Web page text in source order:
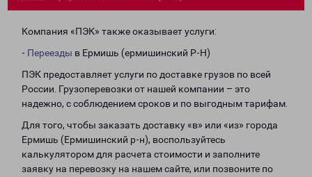
Компания «ПЭК» также оказывает услуги:
- Переезды в Ермишь (ермишинский Р-Н)
ПЭК предоставляет услуги по доставке грузов по всей
России. Грузоперевозки от нашей компании – это
надежно, с соблюдением сроков и по выгодным тарифам.
Для того, чтобы заказать доставку «в» или «из» города
Ермишь (Ермишинский р-н), воспользуйтесь
калькулятором для расчета стоимости и заполните
заявку на перевозку на нашем сайте, или позвоните по